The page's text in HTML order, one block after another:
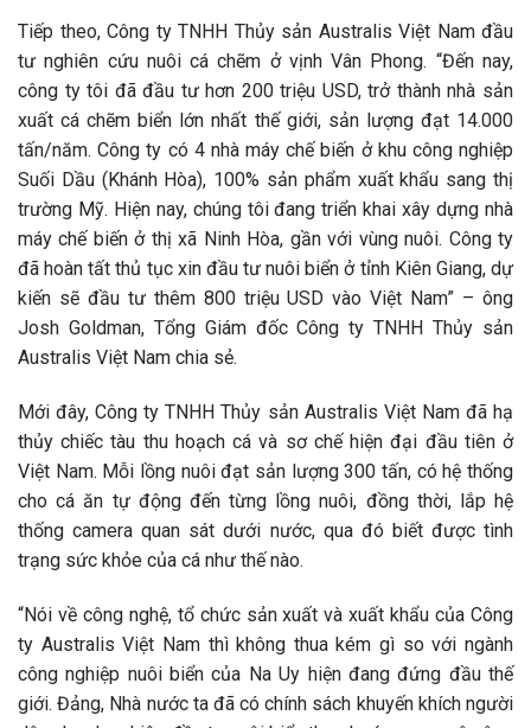
Tiếp theo, Công ty TNHH Thủy sản Australis Việt Nam đầu
tư nghiên cứu nuôi cá chẽm ở vịnh Vân Phong. “Đến nay,
công ty tôi đã đầu tư hơn 200 triệu USD, trở thành nhà sản
xuất cá chẽm biển lớn nhất thế giới, sản lượng đạt 14.000
tấn/năm. Công ty có 4 nhà máy chế biến ở khu công nghiệp
Suối Dầu (Khánh Hòa), 100% sản phẩm xuất khẩu sang thị
trường Mỹ. Hiện nay, chúng tôi đang triển khai xây dựng nhà
máy chế biến ở thị xã Ninh Hòa, gần với vùng nuôi. Công ty
đã hoàn tất thủ tục xin đầu tư nuôi biển ở tỉnh Kiên Giang, dự
kiến sẽ đầu tư thêm 800 triệu USD vào Việt Nam” – ông
Josh Goldman, Tổng Giám đốc Công ty TNHH Thủy sản
Australis Việt Nam chia sẻ.
Mới đây, Công ty TNHH Thủy sản Australis Việt Nam đã hạ
thủy chiếc tàu thu hoạch cá và sơ chế hiện đại đầu tiên ở
Việt Nam. Mỗi lồng nuôi đạt sản lượng 300 tấn, có hệ thống
cho cá ăn tự động đến từng lồng nuôi, đồng thời, lắp hệ
thống camera quan sát dưới nước, qua đó biết được tình
trạng sức khỏe của cá như thế nào.
“Nói về công nghệ, tổ chức sản xuất và xuất khẩu của Công
ty Australis Việt Nam thì không thua kém gì so với ngành
công nghiệp nuôi biển của Na Uy hiện đang đứng đầu thế
giới. Đảng, Nhà nước ta đã có chính sách khuyến khích người